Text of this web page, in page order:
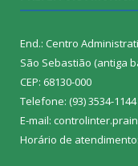
End.: Centro
São Sebastião (antiga
CEP: 68130-000
Telefone: (93) 3534-1144
E-mail:
Horário de